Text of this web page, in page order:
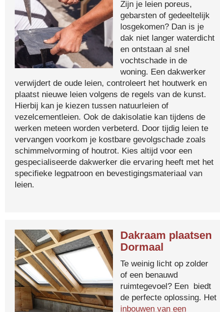
Zijn je leien poreus,
gebarsten of gedeeltelijk
losgekomen? Dan is je
dak niet langer waterdicht
en ontstaan al snel
vochtschade in de
woning. Een dakwerker
verwijdert de oude leien, controleert het houtwerk en
plaatst nieuwe leien volgens de regels van de kunst.
Hierbij kan je kiezen tussen natuurleien of
vezelcementleien. Ook de dakisolatie kan tijdens de
werken meteen worden verbeterd. Door tijdig leien te
vervangen voorkom je kostbare gevolgschade zoals
schimmelvorming of houtrot. Kies altijd voor een
gespecialiseerde dakwerker die ervaring heeft met het
specifieke legpatroon en bevestigingsmateriaal van
leien.
Dakraam plaatsen
Dormaal
Te weinig licht op zolder
of een benauwd
ruimtegevoel? Een biedt
de perfecte oplossing. Het
inbouwen van een